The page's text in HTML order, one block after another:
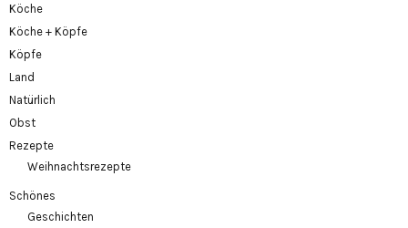
Köche
Köche + Köpfe
Köpfe
Land
Natürlich
Obst
Rezepte
Weihnachtsrezepte
Schönes
Geschichten